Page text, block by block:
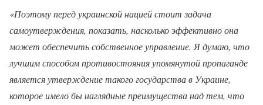
«Поэтому перед украинской нацией стоит задача
самоутверждения, показать, насколько эффективно она
может обеспечить собственное управление. Я думаю, что
лучшим способом противостояния упомянутой пропаганде
является утверждение такого государства в Украине,
которое имело бы наглядные преимущества над тем, что